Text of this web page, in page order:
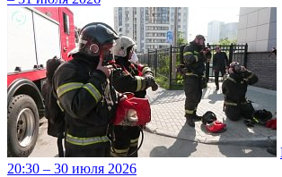
20:30 – 30 июля 2026